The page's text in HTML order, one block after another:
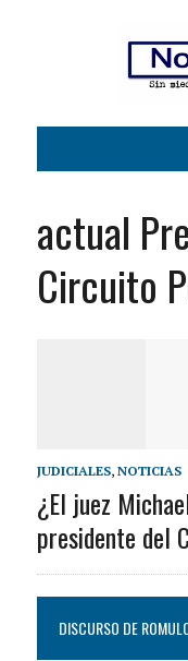
actual
Circuito
JUDICIALES, NOTICIAS
¿El juez
presidente del
DISCURSO DE